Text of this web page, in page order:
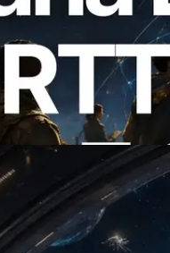
Slot API अब 7
है — Validators